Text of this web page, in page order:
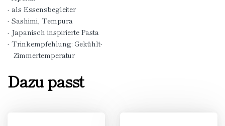
- als Essensbegleiter
- Sashimi, Tempura
- Japanisch inspirierte Pasta
- Trinkempfehlung: Gekühlt-
Zimmertemperatur
Dazu passt